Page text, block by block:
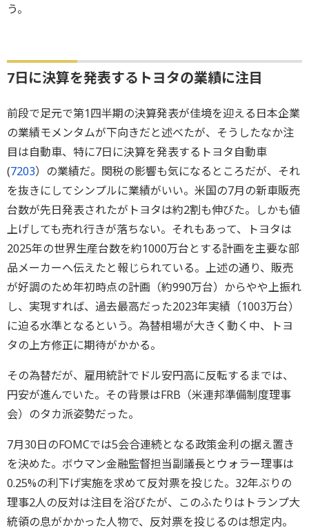
う。
7日に決算を発表するトヨタの業績に注目
前段で足元で第1四半期の決算発表が佳境を迎える日本企業
の業績モメンタムが下向きだと述べたが、そうしたなか注
目は自動車、特に7日に決算を発表するトヨタ自動車
(7203）の業績だ。関税の影響も気になるところだが、それ
を抜きにしてシンプルに業績がいい。米国の7月の新車販売
台数が先日発表されたがトヨタは約2割も伸びた。しかも値
上げしても売れ行きが落ちない。それもあって、トヨタは
2025年の世界生産台数を約1000万台とする計画を主要な部
品メーカーへ伝えたと報じられている。上述の通り、販売
が好調のため年初時点の計画（約990万台）からやや上振れ
し、実現すれば、過去最高だった2023年実績（1003万台）
に迫る水準となるという。為替相場が大きく動く中、トヨ
タの上方修正に期待がかかる。
その為替だが、雇用統計でドル安円高に反転するまでは、
円安が進んでいた。その背景はFRB（米連邦準備制度理事
会）のタカ派姿勢だった。
7月30日のFOMCでは5会合連続となる政策金利の据え置き
を決めた。ボウマン金融監督担当副議長とウォラー理事は
0.25%の利下げ実施を求めて反対票を投じた。32年ぶりの
理事2人の反対は注目を浴びたが、このふたりはトランプ大
統領の息がかかった人物で、反対票を投じるのは想定内。